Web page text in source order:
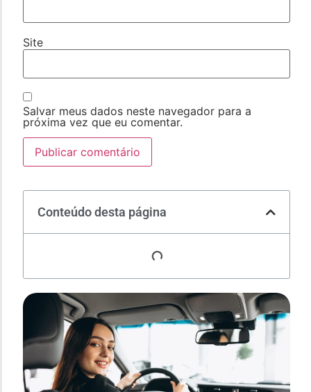
Site
Salvar meus dados neste navegador para a
próxima vez que eu comentar.
Conteúdo desta página